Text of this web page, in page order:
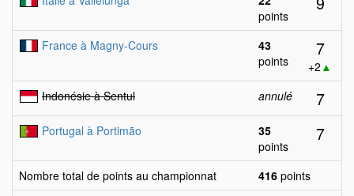
points
France à Magny-Cours
43
points
7
+2 ▲
Indonésie à Sentul
annulé 7
Portugal à Portimão
35
points
7
Nombre total de points au championnat 416 points